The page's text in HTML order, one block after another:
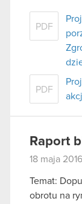
PDF
PDF
Raport
18 maja
Temat:
obrotu na